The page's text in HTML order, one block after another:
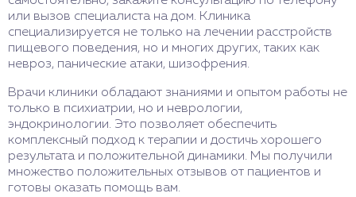
или вызов специалиста на дом. Клиника
специализируется не только на лечении расстройств
пищевого поведения, но и многих других, таких как
невроз, панические атаки, шизофрения.
Врачи клиники обладают знаниями и опытом работы не
только в психиатрии, но и неврологии,
эндокринологии. Это позволяет обеспечить
комплексный подход к терапии и достичь хорошего
результата и положительной динамики. Мы получили
множество положительных отзывов от пациентов и
готовы оказать помощь вам.